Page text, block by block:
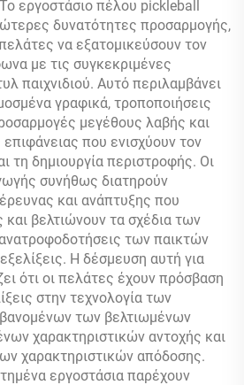
εργοστάσιο πέλου pickleball
δυνατότητες προσαρμογής,
να εξατομικεύσουν τον
με τις συγκεκριμένες
παιχνιδιού. Αυτό περιλαμβάνει
γραφικά, τροποποιήσεις
μεγέθους λαβής και
που ενισχύουν τον
τη δημιουργία περιστροφής. Οι
συνήθως διατηρούν
και ανάπτυξης που
βελτιώνουν τα σχέδια των
των παικτών
Η δέσμευση αυτή για
ότι οι πελάτες έχουν πρόσβαση
στην τεχνολογία των
των βελτιωμένων
χαρακτηριστικών αντοχής και
χαρακτηριστικών απόδοσης.
εργοστάσια παρέχουν